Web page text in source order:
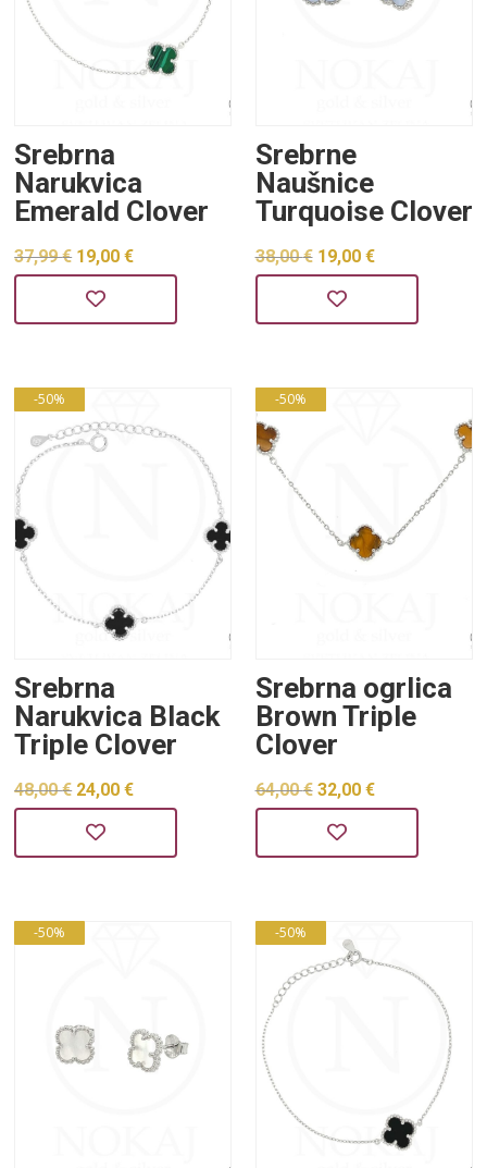
Srebrna
Narukvica
Emerald Clover
37,99€ Izvorna
cijena
bila
37,99 €.
19,00€
je:
Srebrne
Naušnice
Turquoise Clover
38,00€ Izvorna
cijena
bila
38,00 €.
19,00 €
je:
-50%
Srebrna
Narukvica Black
Triple Clover
48,00€ Izvorna
cijena
bila
48,00 €.
24,00€
je:
-50%
Srebrna ogrlica
Brown Triple
Clover
64,00€ Izvorna
cijena
bila
64,00 €.
32,00 €
je:
-50% -50%